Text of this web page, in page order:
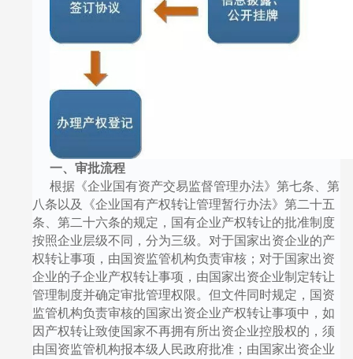
一、审批流程
根据《企业国有资产交易监督管理办法》第七条、第
八条以及《企业国有产权转让管理暂行办法》第二十五
条、第二十六条的规定，国有企业产权转让的批准制度
按照企业层级不同，分为三级。对于国家出资企业的产
权转让事项，由国资监管机构负责审核；对于国家出资
企业的子企业产权转让事项，由国家出资企业制定转让
管理制度并确定审批管理权限。但文件同时规定，国资
监管机构负责审核的国家出资企业产权转让事项中，如
因产权转让致使国家不再拥有所出资企业控股权的，须
由国资监管机构报本级人民政府批准；由国家出资企业